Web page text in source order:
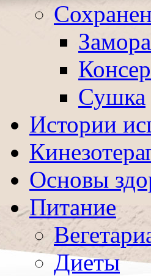
Сушка
Истории
Основы
Питание
Диеты